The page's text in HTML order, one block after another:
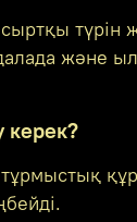
түрін
және
керек?
тұрмыстық